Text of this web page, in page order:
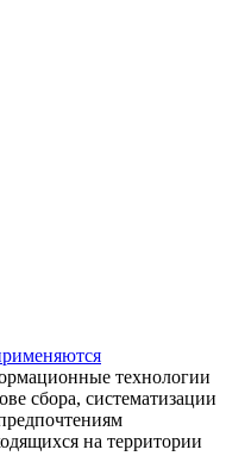
технологии
сбора, систематизации
на территории